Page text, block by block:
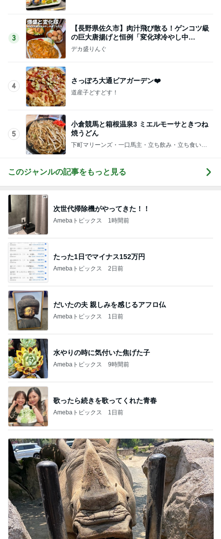
3
【長野県佐久市】肉汁飛び散る！ゲンコツ級
の巨大唐揚げと恒例「変化球冷やし中
華」！！〜李紅蘭さん〜
デカ盛りんぐ
4
さっぽろ大通ビアガーデン❤️
道産子どすどす！
5
小倉競馬と箱根温泉3 ミエルモーサときつね
焼うどん
下町マリーンズ・一口馬主・立ち飲み・立ち食いそ
このジャンルの記事をもっと見る
次世代掃除機がやってきた！！
Amebaトピックス 1時間前
たった1日でマイナス152万円
Amebaトピックス 2日前
だいたの夫 親しみを感じるアフロ仏
Amebaトピックス 1日前
水やりの時に気付いた焦げた子
Amebaトピックス 9時間前
歌ったら続きを歌ってくれた青春
Amebaトピックス 1日前